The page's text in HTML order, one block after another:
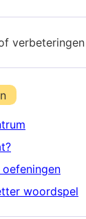
woordspel